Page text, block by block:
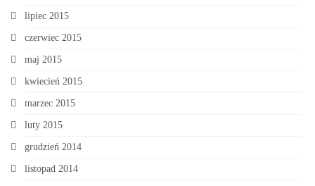
lipiec 2015
czerwiec 2015
maj 2015
kwiecień 2015
marzec 2015
luty 2015
grudzień 2014
listopad 2014